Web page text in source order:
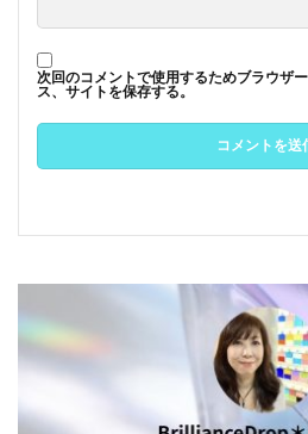
次回のコメントで使用するためブラウザ
ス、サイトを保存する。